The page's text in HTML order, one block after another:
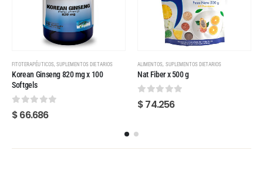
FITOTERAPÉUTICOS,SUPLEMENTOS DIETARIOS
Korean Ginseng 820 mg x 100
Softgels
0 out of 5
$66.686
ALIMENTOS, SUPLEMENTOS DIETARIOS
Nat Fiber x 500 g
0 out of 5
$74.256